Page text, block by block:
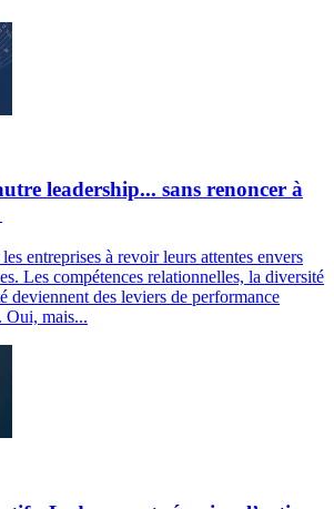
leadership... sans renoncer à
entreprises à revoir leurs attentes envers
Les compétences relationnelles, la diversité
deviennent des leviers de performance
Oui, mais...